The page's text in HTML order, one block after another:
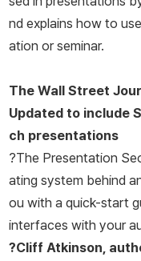
치〉란 칼럼을 연재 중이
가》, 《최고의 설득(The
살고 있다.
nd explains how to
ation or seminar.
The Wall Street
Updated to include
ch presentations
?The Presentation
ating system behind
ou with a quick-start
interfaces with your
?Cliff Atkinson,